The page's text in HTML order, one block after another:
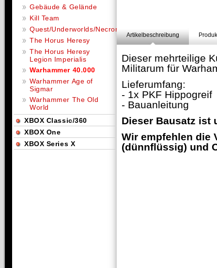
Artikelbeschreibung
Dieser mehrteilige
Militarum für
Lieferumfang:
- 1x PKF Hippogreif
- Bauanleitung
Dieser Bausatz ist
Wir empfehlen die
(dünnflüssig) und
Gebäude & Gelände
Kill Team
Quest/Underworlds/Necromunda
The Horus Heresy
The Horus Heresy
Legion Imperialis
Warhammer 40.000
Warhammer Age of
Sigmar
Warhammer The Old
World
XBOX Classic/360
XBOX One
XBOX Series X